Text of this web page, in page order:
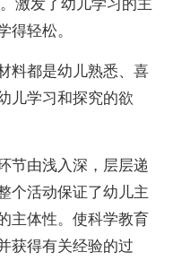
激发了幼儿学习的主
得轻松。
都是幼儿熟悉、喜
儿学习和探究的欲
由浅入深，层层递
个活动保证了幼儿主
主体性。使科学教育
获得有关经验的过